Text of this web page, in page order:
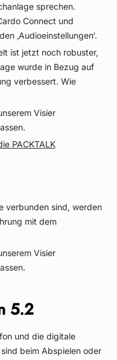
sprechen.
Connect und
‚Audioeinstellungen‘.
ist jetzt noch robuster,
wurde in Bezug auf
verbessert. Wie
Visier
PACKTALK
verbunden sind, werden
mit dem
Visier
5.2
und die digitale
beim Abspielen oder